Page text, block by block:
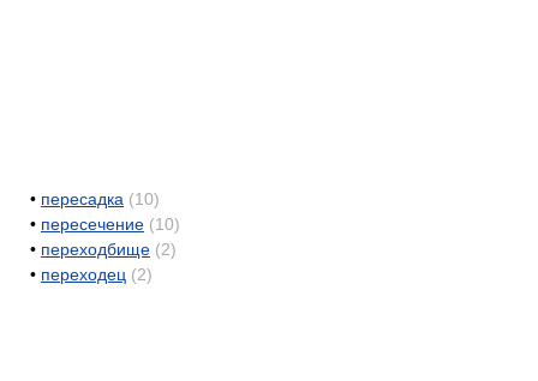
• пересадка (10)
• пересечение (10)
• переходбище (2)
• переходец (2)